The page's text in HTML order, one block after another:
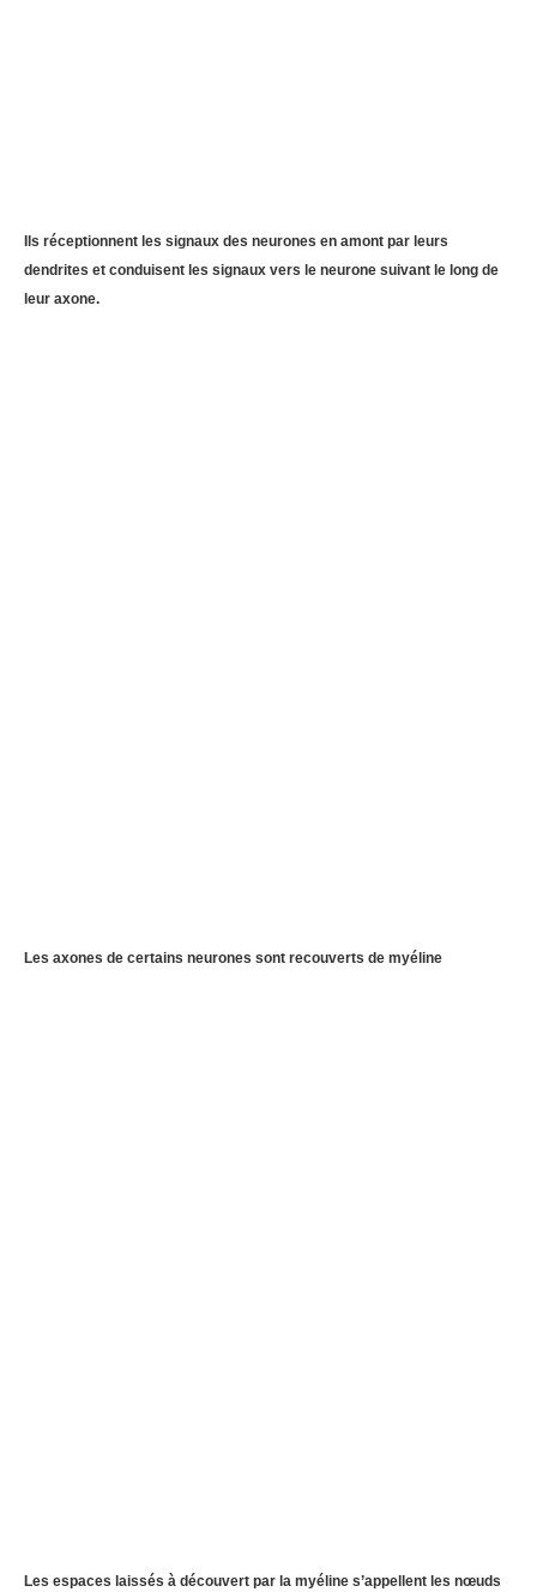
Ils réceptionnent les signaux des neurones en amont par leurs
dendrites et conduisent les signaux vers le neurone suivant le long de
leur axone.
Les axones de certains neurones sont recouverts de myéline
Les espaces laissés à découvert par la myéline s’appellent les nœuds